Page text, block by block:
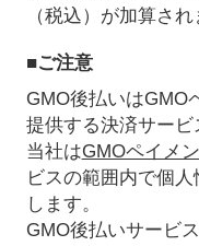
（税込）が加算さ
■ご注意
GMO後払いはGMO
提供する決済サービ
当社はGMOペイメ
ビスの範囲内で個
します。
GMO後払いサービ